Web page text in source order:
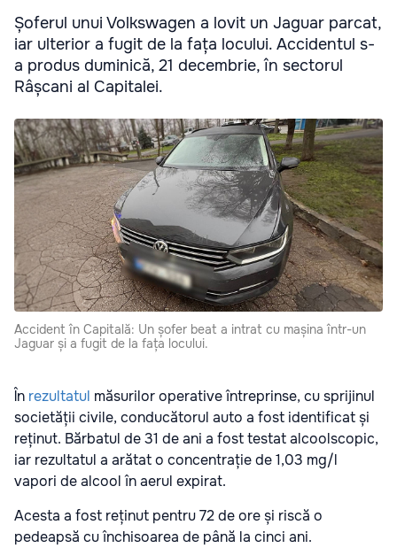
Șoferul unui Volkswagen a lovit un Jaguar parcat,
iar ulterior a fugit de la fața locului. Accidentul s-
a produs duminică, 21 decembrie, în sectorul
Râșcani al Capitalei.
Accident în Capitală: Un șofer beat a intrat cu mașina într-un
Jaguar și a fugit de la fața locului.
În rezultatul măsurilor operative întreprinse, cu sprijinul
societății civile, conducătorul auto a fost identificat și
reținut. Bărbatul de 31 de ani a fost testat alcoolscopic,
iar rezultatul a arătat o concentrație de 1,03 mg/l
vapori de alcool în aerul expirat.
Acesta a fost reținut pentru 72 de ore și riscă o
pedeapsă cu închisoarea de până la cinci ani.